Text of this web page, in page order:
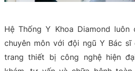
Hệ Thống Y Khoa Diamond
chuyên môn với đội ngũ Y Bác sĩ
trang thiết bị công nghệ hiện